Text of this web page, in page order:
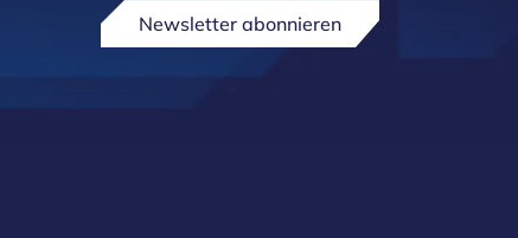
Newsletter abonnieren